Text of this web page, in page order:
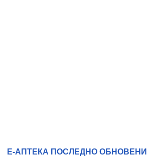
Е-АПТЕКА ПОСЛЕДНО ОБНОВЕНИ